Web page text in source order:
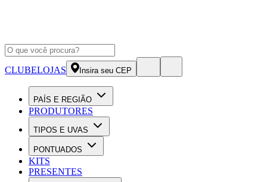
CLUBELOJAS Insira seu CEP
PAÍS E REGIÃO
PRODUTORES
TIPOS E UVAS
PONTUADOS
KITS
PRESENTES